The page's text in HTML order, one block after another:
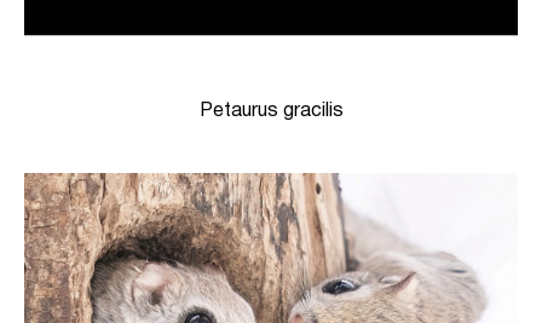
Petaurus gracilis